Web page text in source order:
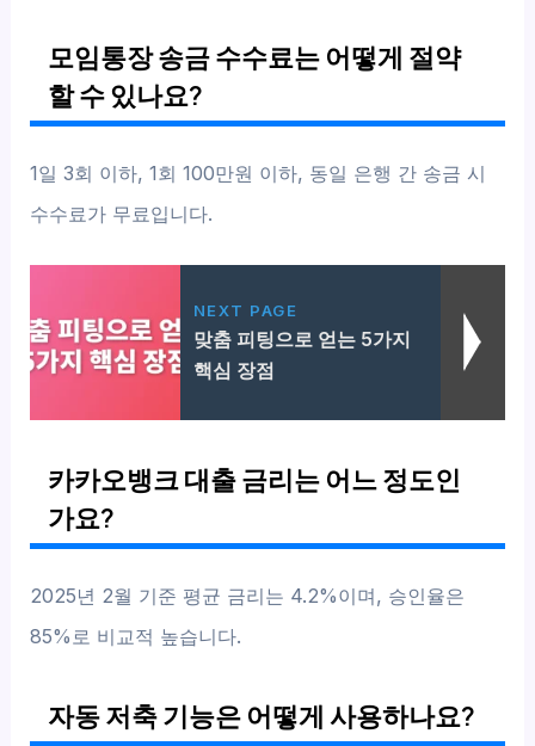
모임통장 송금 수수료는 어떻게 절약
할 수 있나요?
1일 3회 이하, 1회 100만원 이하, 동일 은행 간 송금 시
수수료가 무료입니다.
NEXT PAGE
맞춤 피팅으로 얻는 5가지
핵심 장점
카카오뱅크 대출 금리는 어느 정도인
가요?
2025년 2월 기준 평균 금리는 4.2%이며, 승인율은
85%로 비교적 높습니다.
자동 저축 기능은 어떻게 사용하나요?